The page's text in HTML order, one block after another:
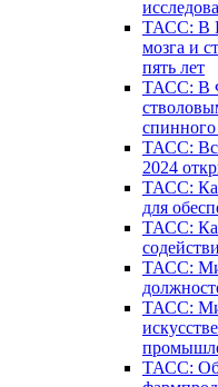
ТАСС: В
мозга и
пять лет
ТАСС: В
спинного
ТАСС:
2024
ТАСС:
для
ТАСС:
ТАСС:
ТАСС:
ТАСС: